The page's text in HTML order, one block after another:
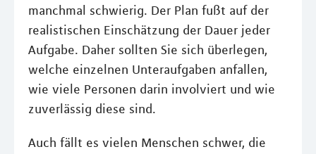
manchmal schwierig. Der Plan fußt auf der
realistischen Einschätzung der Dauer jeder
Aufgabe. Daher sollten Sie sich überlegen,
welche einzelnen Unteraufgaben anfallen,
wie viele Personen darin involviert und wie
zuverlässig diese sind.
Auch fällt es vielen Menschen schwer, die